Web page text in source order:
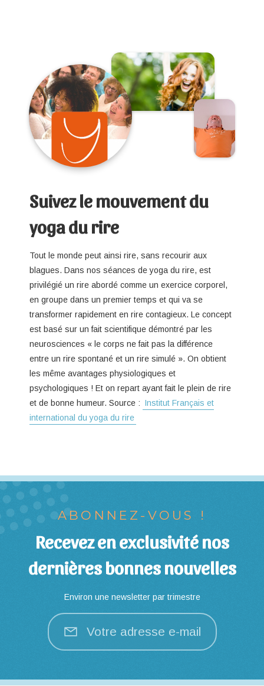
Suivez le mouvement du
yoga du rire
Tout le monde peut ainsi rire, sans recourir aux
blagues. Dans nos séances de yoga du rire, est
privilégié un rire abordé comme un exercice corporel,
en groupe dans un premier temps et qui va se
transformer rapidement en rire contagieux. Le concept
est basé sur un fait scientifique démontré par les
neurosciences « le corps ne fait pas la différence
entre un rire spontané et un rire simulé ». On obtient
les même avantages physiologiques et
psychologiques ! Et on repart ayant fait le plein de rire
et de bonne humeur. Source : Institut Français et
international du yoga du rire
ABONNEZ-VOUS !
Recevez en exclusivité nos
dernières bonnes nouvelles
Environ une newsletter par trimestre
Votre adresse e-mail